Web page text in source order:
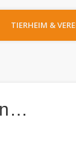
TIERHEIM &